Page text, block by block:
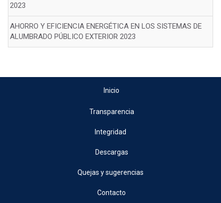
2023
AHORRO Y EFICIENCIA ENERGÉTICA EN LOS SISTEMAS DE
ALUMBRADO PÚBLICO EXTERIOR 2023
Inicio
Transparencia
Integridad
Descargas
Quejas y sugerencias
Contacto